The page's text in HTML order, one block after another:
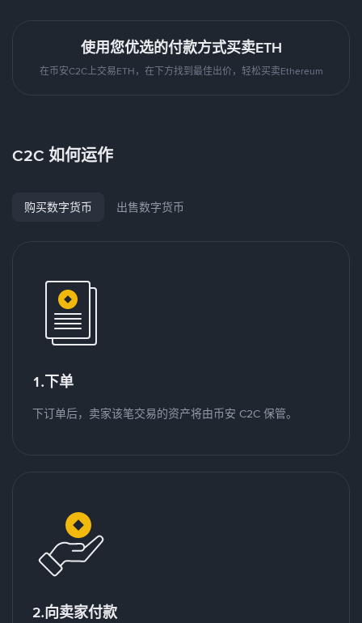
使用您优选的付款方式买卖ETH
在币安C2C上交易ETH，在下方找到最佳出价，轻松买卖Ethereum
C2C 如何运作
购买数字货币 出售数字货币
1.下单
下订单后，卖家该笔交易的资产将由币安 C2C 保管。
2.向卖家付款